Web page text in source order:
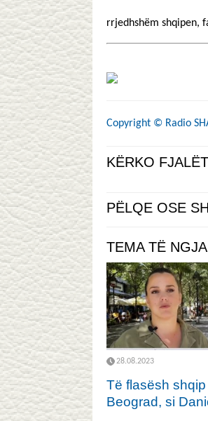
rrjedhshëm shqipen,
Copyright © Radio
KËRKO FJALËT
PËLQE OSE
TEMA TË
28.08.2023
Të flasësh shqip
Beograd, si